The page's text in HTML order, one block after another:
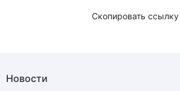
Скопировать ссылку
Новости